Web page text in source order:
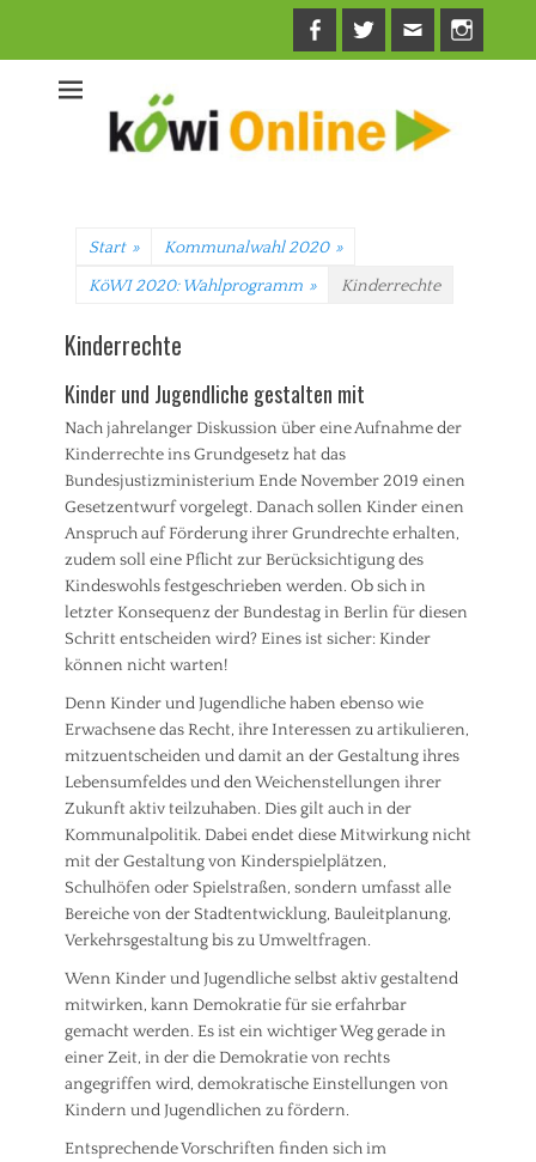
Facebook
Twitter
Mail
Start » Kommunalwahl 2020 »
KöWI 2020: Wahlprogramm » Kinderrechte
Kinderrechte
Kinder und Jugendliche gestalten mit
Nach jahrelanger Diskussion über eine Aufnahme der
Kinderrechte ins Grundgesetz hat das
Bundesjustizministerium Ende November 2019 einen
Gesetzentwurf vorgelegt. Danach sollen Kinder einen
Anspruch auf Förderung ihrer Grundrechte erhalten,
zudem soll eine Pflicht zur Berücksichtigung des
Kindeswohls festgeschrieben werden. Ob sich in
letzter Konsequenz der Bundestag in Berlin für diesen
Schritt entscheiden wird? Eines ist sicher: Kinder
können nicht warten!
Denn Kinder und Jugendliche haben ebenso wie
Erwachsene das Recht, ihre Interessen zu artikulieren,
mitzuentscheiden und damit an der Gestaltung ihres
Lebensumfeldes und den Weichenstellungen ihrer
Zukunft aktiv teilzuhaben. Dies gilt auch in der
Kommunalpolitik. Dabei endet diese Mitwirkung nicht
mit der Gestaltung von Kinderspielplätzen,
Schulhöfen oder Spielstraßen, sondern umfasst alle
Bereiche von der Stadtentwicklung, Bauleitplanung,
Verkehrsgestaltung bis zu Umweltfragen.
Wenn Kinder und Jugendliche selbst aktiv gestaltend
mitwirken, kann Demokratie für sie erfahrbar
gemacht werden. Es ist ein wichtiger Weg gerade in
einer Zeit, in der die Demokratie von rechts
angegriffen wird, demokratische Einstellungen von
Kindern und Jugendlichen zu fördern.
Entsprechende Vorschriften finden sich im